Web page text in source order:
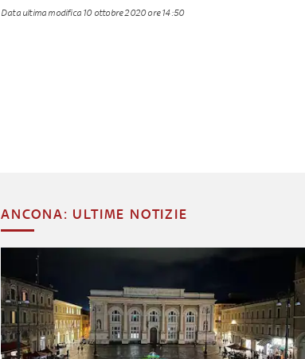
Data ultima modifica 10 ottobre 2020 ore 14:50
ANCONA: ULTIME NOTIZIE